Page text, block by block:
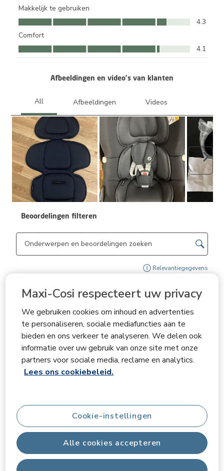
Maxi-Cosi respecteert uw privacy
We gebruiken cookies om inhoud en advertenties
te personaliseren, sociale mediafuncties aan te
bieden en ons verkeer te analyseren. We delen ook
informatie over uw gebruik van onze site met onze
partners voor sociale media, reclame en analytics.
Lees ons cookiebeleid.
Alle cookies accepteren
Cookie-instellingen
Makkelijk te gebruiken
Makkelijk te gebruiken, 4.3 van 5
4.3
Comfort
Comfort, 4.1 van 5
4.1
Afbeeldingen en video's van klanten
Beoordelingen filteren
Onderwerpen en beoordelingen zoeken per regio
Relevantiegegevens
Filters Meest relevant
van
Beoordelingen.
1– 3 van 15 Beoordelingen
5 van 5 sterren.
Super
Es wurde mir schnell zugeschickt, die Qualität ist super,
das Design weicht zwar vom Bild ab, aber das neue
Met Google vertalen